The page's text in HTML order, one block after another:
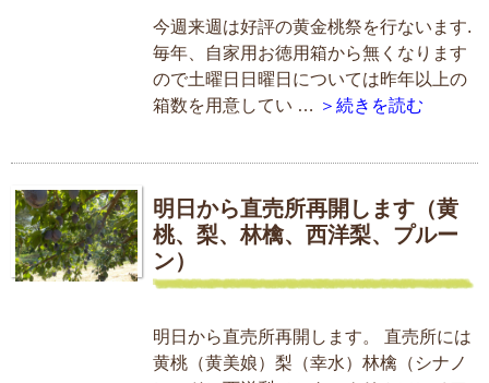
今週来週は好評の黄金桃祭を行ないます.
毎年、自家用お徳用箱から無くなります
ので土曜日日曜日については昨年以上の
箱数を用意してい … ＞続きを読む
明日から直売所再開します（黄
桃、梨、林檎、西洋梨、プルー
ン）
明日から直売所再開します。 直売所には
黄桃（黄美娘）梨（幸水）林檎（シナノ